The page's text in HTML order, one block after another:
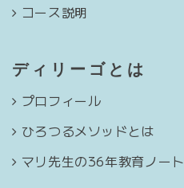
コース説明
ディリーゴとは
プロフィール
ひろつるメソッドとは
マリ先生の36年教育ノート